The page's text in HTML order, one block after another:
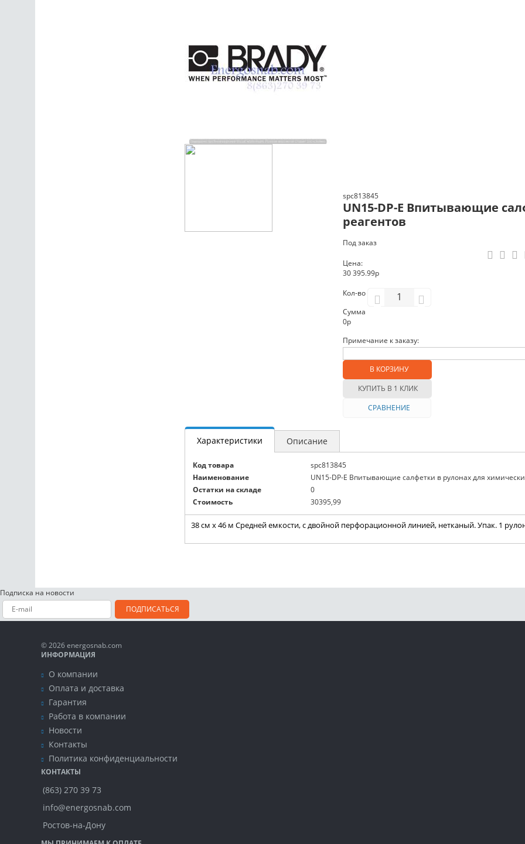
spc813845
UN15-DP-E Впитывающие
реагентов
Под заказ
Цена:
30 395.99р
Кол-во
Сумма
0р
Примечание к заказу:
В КОРЗИНУ
КУПИТЬ В 1 КЛИК
СРАВНЕНИЕ
Характеристики Описание
Код товара
spc813845
Наименование
UN15-DP-E Впитывающие салфетки в рулонах для
Остатки на складе
0
Стоимость
30395,99
38 см x 46 м Средней емкости, с двойной перфорационной линией, нетканый. Упак. 1
Подписка на новости
ПОДПИСАТЬСЯ
© 2026 energosnab.com
ИНФОРМАЦИЯ
О компании
Оплата и доставка
Гарантия
Работа в компании
Новости
Контакты
Политика конфиденциальности
КОНТАКТЫ
(863) 270 39 73
info@energosnab.com
Ростов-на-Дону